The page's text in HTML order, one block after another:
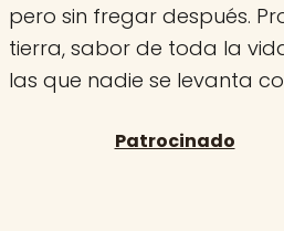
pero sin fregar después.
tierra, sabor de toda la
las que nadie se levanta